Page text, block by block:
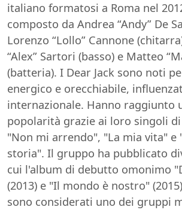
italiano formatosi a Roma nel
composto da Andrea “Andy” De
Lorenzo “Lollo” Cannone
“Alex” Sartori (basso) e Matteo
(batteria). I Dear Jack sono noti
energico e orecchiabile,
internazionale. Hanno raggiunto
popolarità grazie ai loro singoli di
"Non mi arrendo", "La mia vita" e
storia". Il gruppo ha pubblicato
cui l'album di debutto omonimo
(2013) e "Il mondo è nostro"
sono considerati uno dei gruppi